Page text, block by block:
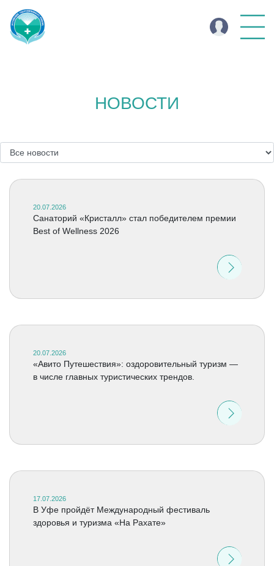
НОВОСТИ
20.07.2026
Cанаторий «Кристалл» стал победителем премии
Best of Wellness 2026
20.07.2026
«Авито Путешествия»: оздоровительный туризм —
в числе главных туристических трендов.
17.07.2026
В Уфе пройдёт Международный фестиваль
здоровья и туризма «На Рахате»